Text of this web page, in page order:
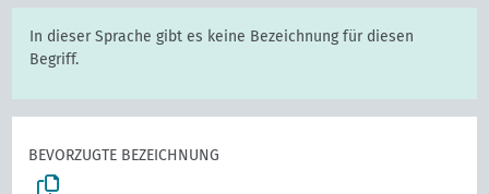
In dieser Sprache gibt es keine Bezeichnung für diesen
Begriff.
BEVORZUGTE BEZEICHNUNG